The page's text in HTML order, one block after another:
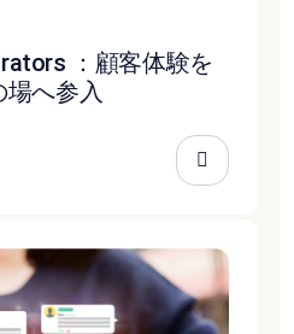
：顧客体験を
へ参入